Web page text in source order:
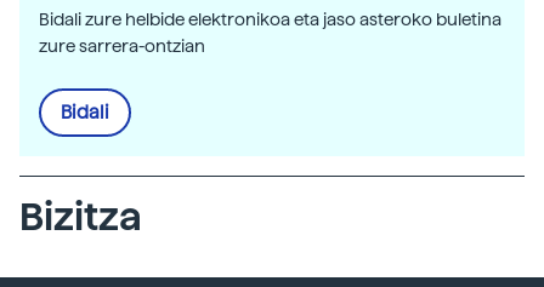
Bidali zure helbide elektronikoa eta jaso asteroko buletina
zure sarrera-ontzian
Bidali
Bizitza